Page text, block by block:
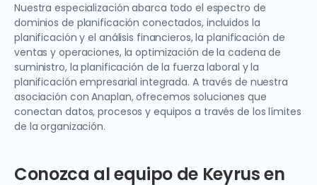
Nuestra especialización abarca todo el espectro de
dominios de planificación conectados, incluidos la
planificación y el análisis financieros, la planificación de
ventas y operaciones, la optimización de la cadena de
suministro, la planificación de la fuerza laboral y la
planificación empresarial integrada. A través de nuestra
asociación con Anaplan, ofrecemos soluciones que
conectan datos, procesos y equipos a través de los límites
de la organización.
Conozca al equipo de Keyrus en